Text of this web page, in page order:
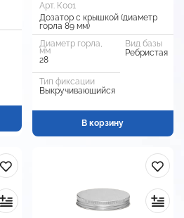
Арт. К001
Дозатор с крышкой (диаметр
горла 89 мм)
Диаметр горла,
мм
28
Вид базы
Ребристая
Тип фиксации
Выкручивающийся
В корзину